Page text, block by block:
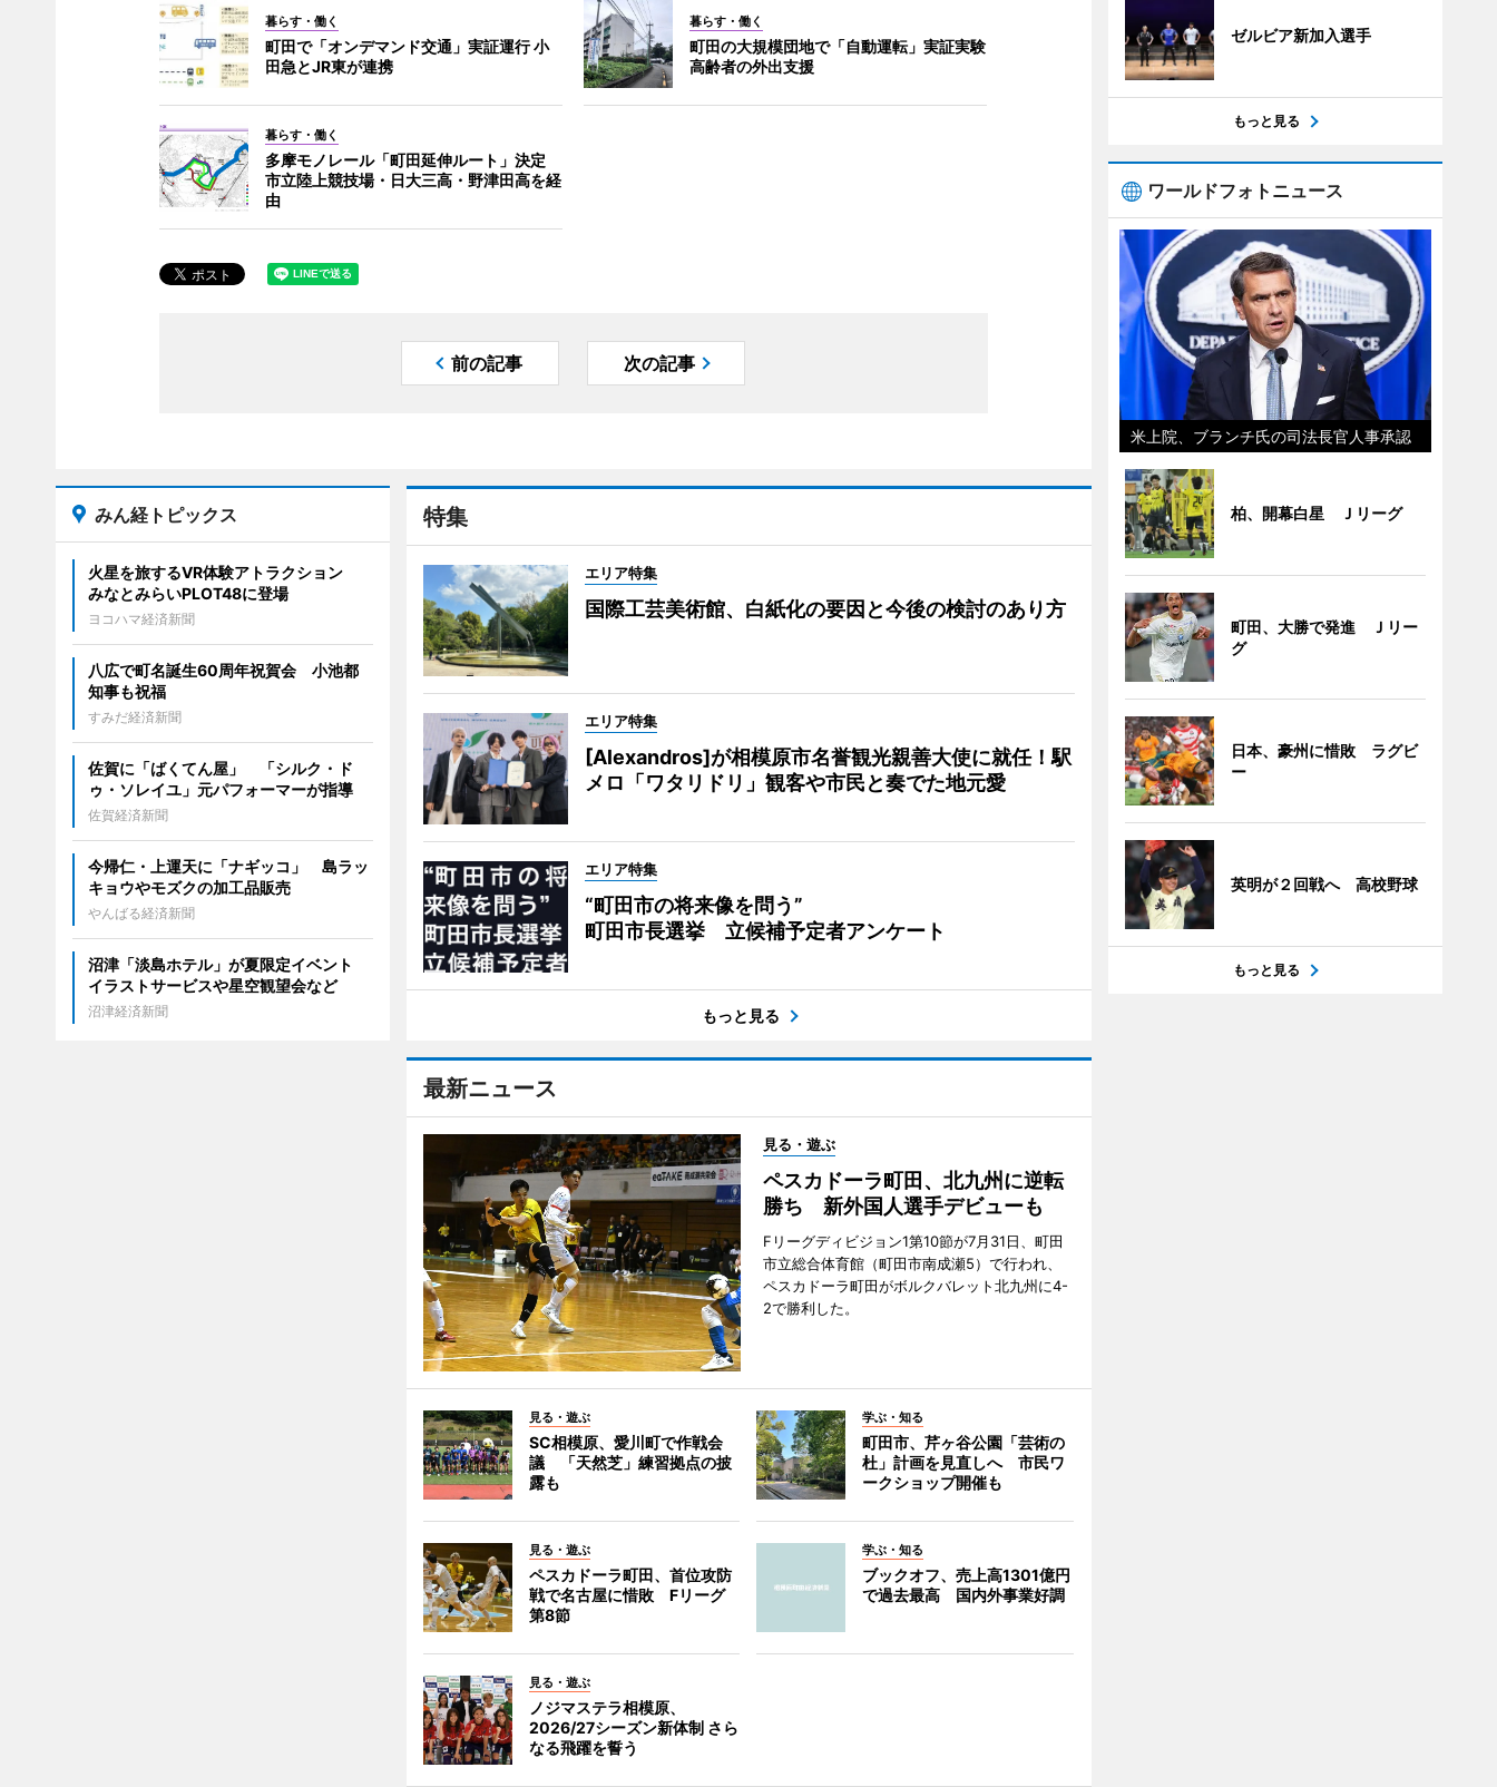
暮らす・働く
町田で「オンデマンド交通」実証運行 小
田急とJR東が連携
暮らす・働く
町田の大規模団地で「自動運転」実証実験
高齢者の外出支援
暮らす・働く
多摩モノレール「町田延伸ルート」決定
市立陸上競技場・日大三高・野津田高を経
由
前の記事 次の記事
特集
エリア特集
国際工芸美術館、白紙化の要因と今後の検討のあり方
エリア特集
[Alexandros]が相模原市名誉観光親善大使に就任！駅
メロ「ワタリドリ」観客や市民と奏でた地元愛
エリア特集
“町田市の将来像を問う”
町田市長選挙 立候補予定者アンケート
もっと見る
最新ニュース
見る・遊ぶ
ペスカドーラ町田、北九州に逆転
勝ち 新外国人選手デビューも
Fリーグディビジョン1第10節が7月31日、町田
市立総合体育館（町田市南成瀬5）で行われ、
ペスカドーラ町田がボルクバレット北九州に4-
2で勝利した。
見る・遊ぶ
SC相模原、愛川町で作戦会
議 「天然芝」練習拠点の披
露も
学ぶ・知る
町田市、芹ヶ谷公園「芸術の
杜」計画を見直しへ 市民ワ
ークショップ開催も
見る・遊ぶ
ペスカドーラ町田、首位攻防
戦で名古屋に惜敗 Fリーグ
第8節
学ぶ・知る
ブックオフ、売上高1301億円
で過去最高 国内外事業好調
見る・遊ぶ
ノジマステラ相模原、
2026/27シーズン新体制 さら
なる飛躍を誓う
みん経トピックス
火星を旅するVR体験アトラクション
みなとみらいPLOT48に登場
ヨコハマ経済新聞
八広で町名誕生60周年祝賀会 小池都
知事も祝福
すみだ経済新聞
佐賀に「ばくてん屋」 「シルク・ド
ゥ・ソレイユ」元パフォーマーが指導
佐賀経済新聞
今帰仁・上運天に「ナギッコ」 島ラッ
キョウやモズクの加工品販売
やんばる経済新聞
沼津「淡島ホテル」が夏限定イベント
イラストサービスや星空観望会など
沼津経済新聞
ゼルビア新加入選手
もっと見る
ワールドフォトニュース
米上院、ブランチ氏の司法長官人事承認
柏、開幕白星 Ｊリーグ
町田、大勝で発進 Ｊリー
グ
日本、豪州に惜敗 ラグビ
ー
英明が２回戦へ 高校野球
もっと見る